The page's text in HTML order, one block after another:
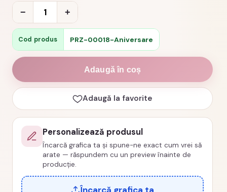
−
Cantitate
Tricou
aniversar
65
ani
fabuloasa
cod
PRZ-
00018-
Aniversare
+
Cod produs PRZ-00018-Aniversare
Adaugă în coș
Adaugă la favorite
Personalizează produsul
Încarcă grafica ta și spune-ne exact cum vrei să
arate — răspundem cu un preview înainte de
producție.